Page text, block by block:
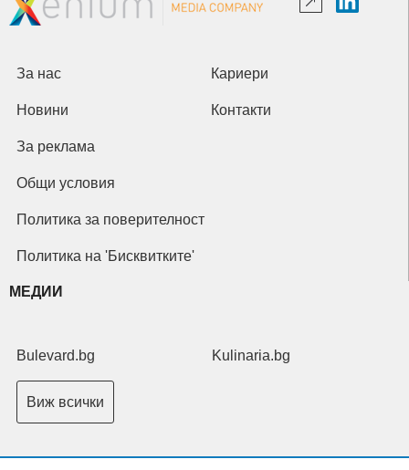
За нас Кариери
Новини Контакти
За реклама
Общи условия
Политика за поверителност
Политика на 'Бисквитките'
МЕДИИ
Bulevard.bg Kulinaria.bg
Виж всички